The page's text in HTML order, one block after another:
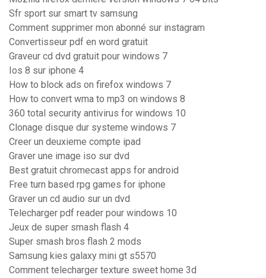
Sfr sport sur smart tv samsung
Comment supprimer mon abonné sur instagram
Convertisseur pdf en word gratuit
Graveur cd dvd gratuit pour windows 7
Ios 8 sur iphone 4
How to block ads on firefox windows 7
How to convert wma to mp3 on windows 8
360 total security antivirus for windows 10
Clonage disque dur systeme windows 7
Creer un deuxieme compte ipad
Graver une image iso sur dvd
Best gratuit chromecast apps for android
Free turn based rpg games for iphone
Graver un cd audio sur un dvd
Telecharger pdf reader pour windows 10
Jeux de super smash flash 4
Super smash bros flash 2 mods
Samsung kies galaxy mini gt s5570
Comment telecharger texture sweet home 3d